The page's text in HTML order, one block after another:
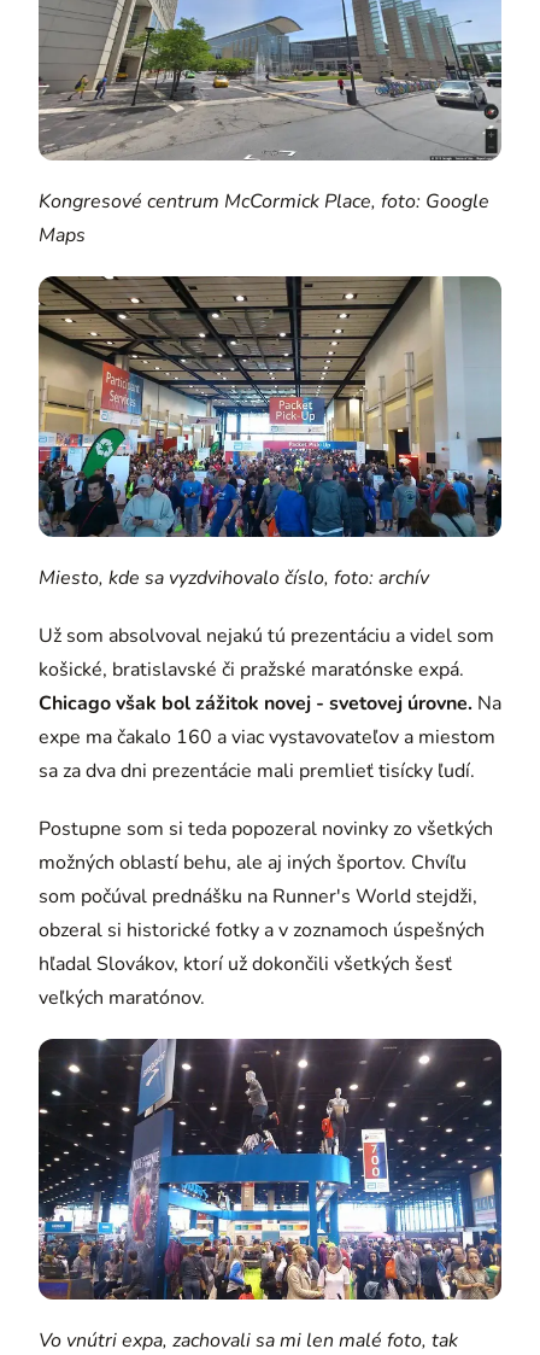
Kongresové centrum McCormick Place, foto: Google
Maps
Miesto, kde sa vyzdvihovalo číslo, foto: archív
Už som absolvoval nejakú tú prezentáciu a videl som
košické, bratislavské či pražské maratónske expá.
Chicago však bol zážitok novej - svetovej úrovne. Na
expe ma čakalo 160 a viac vystavovateľov a miestom
sa za dva dni prezentácie mali premlieť tisícky ľudí.
Postupne som si teda popozeral novinky zo všetkých
možných oblastí behu, ale aj iných športov. Chvíľu
som počúval prednášku na Runner's World stejdži,
obzeral si historické fotky a v zoznamoch úspešných
hľadal Slovákov, ktorí už dokončili všetkých šesť
veľkých maratónov.
Vo vnútri expa, zachovali sa mi len malé foto, tak